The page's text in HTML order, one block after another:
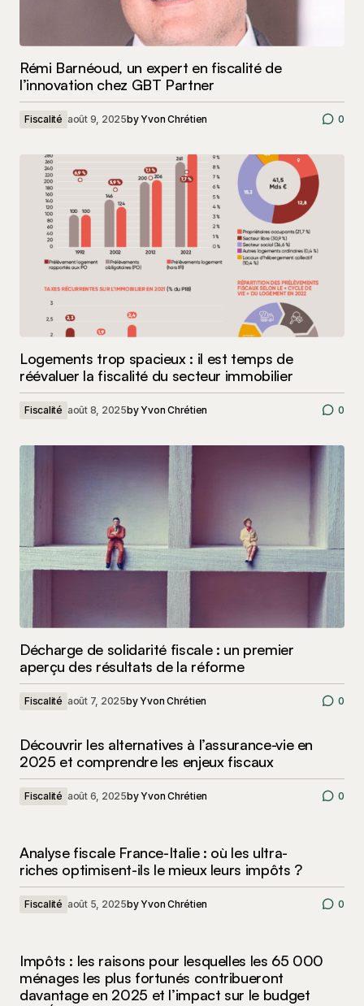
Rémi Barnéoud, un expert en fiscalité de
l’innovation chez GBT Partner
Fiscalité août 9, 2025byYvon Chrétien 0
Logements trop spacieux : il est temps de
réévaluer la fiscalité du secteur immobilier
Fiscalité août 8, 2025byYvon Chrétien 0
Décharge de solidarité fiscale : un premier
aperçu des résultats de la réforme
Fiscalité août 7, 2025byYvon Chrétien 0
Découvrir les alternatives à l’assurance-vie en
2025 et comprendre les enjeux fiscaux
Fiscalité août 6, 2025byYvon Chrétien 0
Analyse fiscale France-Italie : où les ultra-
riches optimisent-ils le mieux leurs impôts ?
Fiscalité août 5, 2025byYvon Chrétien 0
Impôts : les raisons pour lesquelles les 65 000
ménages les plus fortunés contribueront
davantage en 2025 et l’impact sur le budget